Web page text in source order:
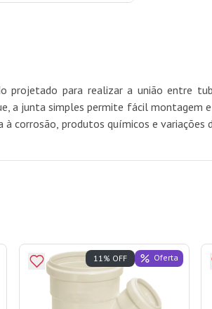
projetado para realizar a união entre
a junta simples permite fácil montagem
corrosão, produtos químicos e
11% OFF Oferta